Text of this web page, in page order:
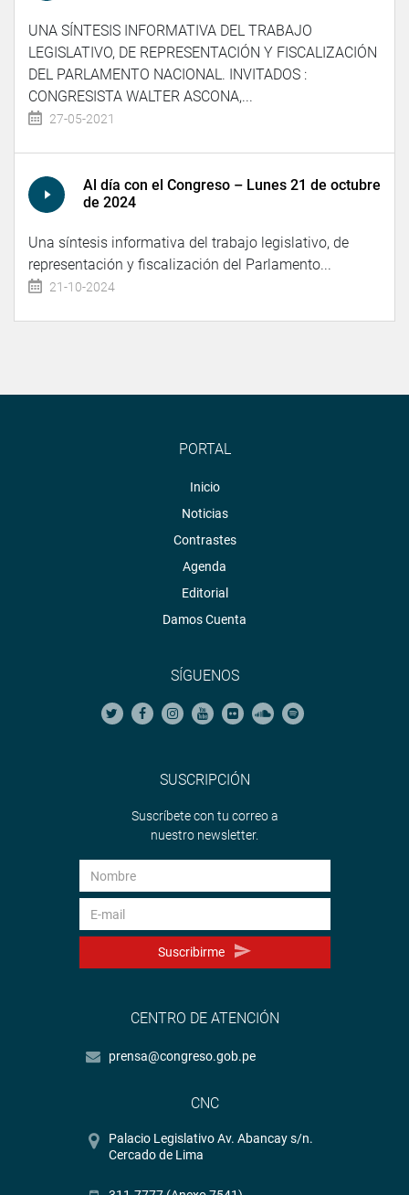
UNA SÍNTESIS INFORMATIVA DEL TRABAJO
LEGISLATIVO, DE REPRESENTACIÓN Y FISCALIZACIÓN
DEL PARLAMENTO NACIONAL. INVITADOS :
CONGRESISTA WALTER ASCONA,...
27-05-2021
Al día con el Congreso – Lunes 21 de octubre
de 2024
Una síntesis informativa del trabajo legislativo, de
representación y fiscalización del Parlamento...
21-10-2024
PORTAL
Inicio
Noticias
Contrastes
Agenda
Editorial
Damos Cuenta
SÍGUENOS
SUSCRIPCIÓN
Suscríbete con tu correo a
nuestro newsletter.
Suscribirme
CENTRO DE ATENCIÓN
prensa@congreso.gob.pe
CNC
Palacio Legislativo Av. Abancay s/n.
Cercado de Lima